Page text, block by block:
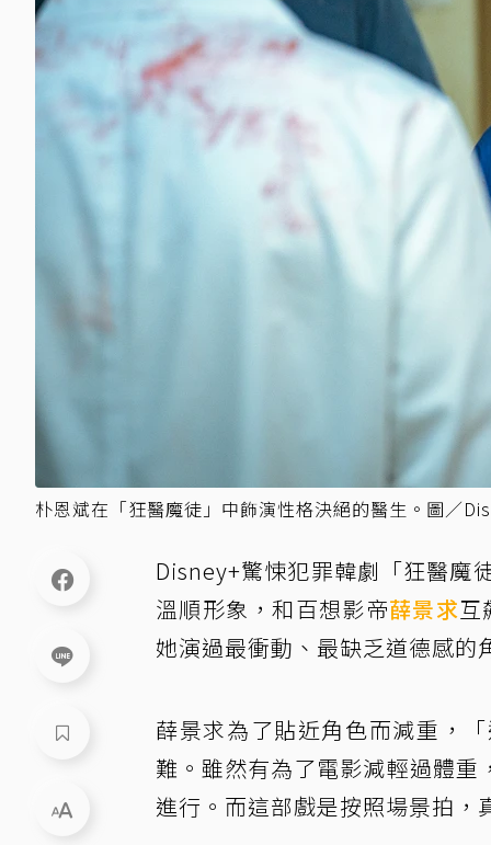
朴恩斌在「狂醫魔徒」中飾演性格決絕的醫生。圖／
Disney+驚悚犯罪韓劇「狂醫魔
溫順形象，和百想影帝薛景求互
她演過最衝動、最缺乏道德感
薛景求為了貼近角色而減重，
難。雖然有為了電影減輕過體
進行。而這部戲是按照場景拍